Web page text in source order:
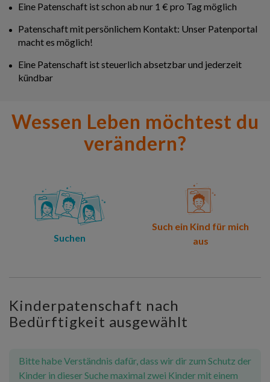
Eine Patenschaft ist schon ab nur 1 € pro Tag möglich
Patenschaft mit persönlichem Kontakt: Unser Patenportal
macht es möglich!
Eine Patenschaft ist steuerlich absetzbar und jederzeit
kündbar
Wessen Leben möchtest du
verändern?
Suchen
Such ein Kind für mich
aus
Kinderpatenschaft nach
Bedürftigkeit ausgewählt
Bitte habe Verständnis dafür, dass wir dir zum Schutz der
Kinder in dieser Suche maximal zwei Kinder mit einem